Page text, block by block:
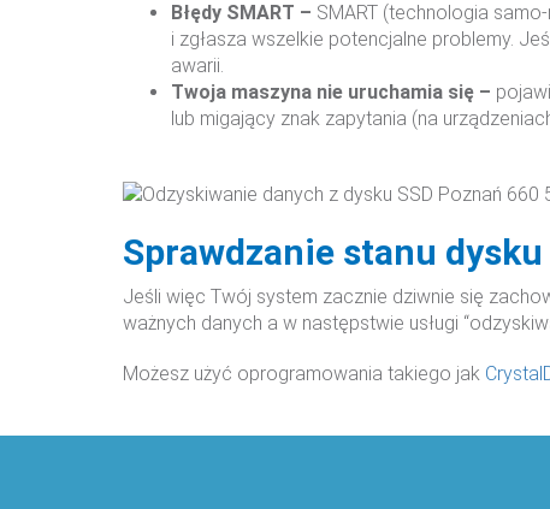
Błędy SMART – SMART (technologia
i zgłasza wszelkie potencjalne problemy.
awarii.
Twoja maszyna nie uruchamia się –
lub migający znak zapytania (na
Sprawdzanie stanu dysku
Jeśli więc Twój system zacznie dziwnie się
ważnych danych a w następstwie usługi
Możesz użyć oprogramowania takiego jak